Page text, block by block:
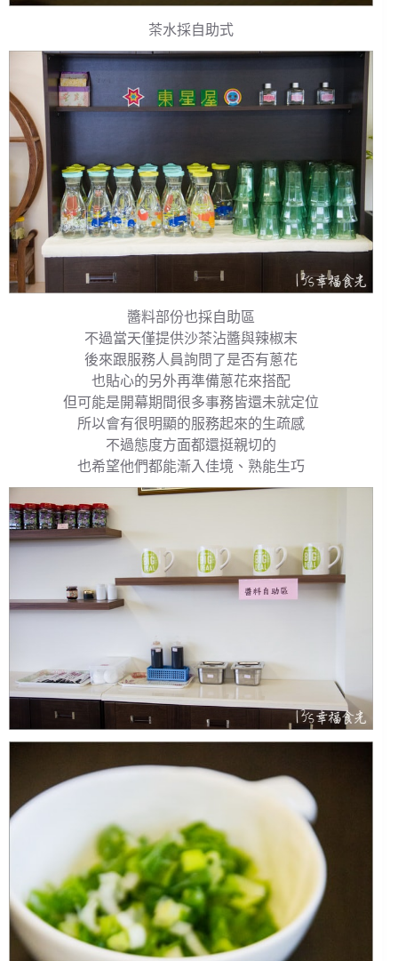
茶水採自助式
醬料部份也採自助區
不過當天僅提供沙茶沾醬與辣椒末
後來跟服務人員詢問了是否有蔥花
也貼心的另外再準備蔥花來搭配
但可能是開幕期間很多事務皆還未就定位
所以會有很明顯的服務起來的生疏感
不過態度方面都還挺親切的
也希望他們都能漸入佳境、熟能生巧